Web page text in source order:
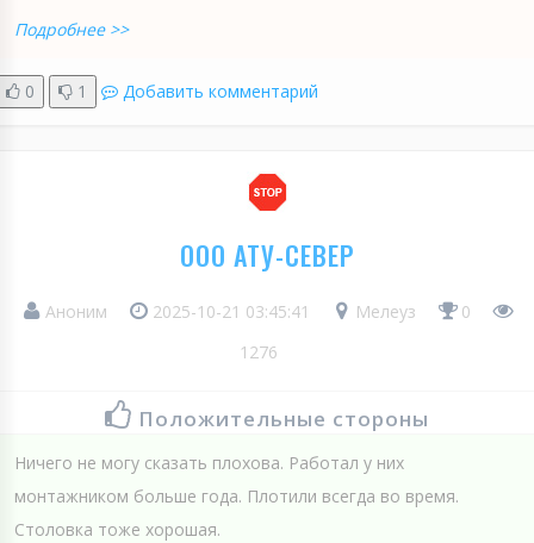
Подробнее >>
0 1 Добавить комментарий
ООО АТУ-СЕВЕР
Аноним 2025-10-21 03:45:41 Мелеуз
0
1276
Положительные стороны
Ничего не могу сказать плохова. Работал у них
монтажником больше года. Плотили всегда во время.
Столовка тоже хорошая.